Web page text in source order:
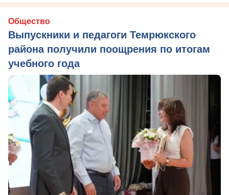
Общество
Выпускники и педагоги Темрюкского
района получили поощрения по итогам
учебного года